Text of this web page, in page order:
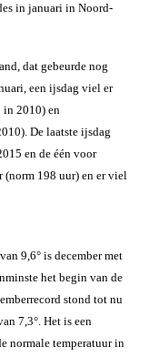
in januari in Noord-
dat gebeurde nog
een ijsdag viel er
in 2010) en
De laatste ijsdag
en de één voor
(norm 198 uur) en er viel
9,6° is december met
het begin van de
stond tot nu
7,3°. Het is een
normale temperatuur in